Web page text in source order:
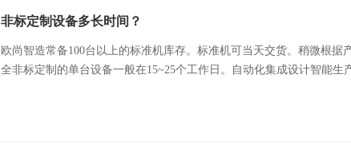
非标定制设备多长时间？
欧尚智造常备100台以上的标准机库存。标准机可当天交货。稍微根据
全非标定制的单台设备一般在15~25个工作日。自动化集成设计智能生